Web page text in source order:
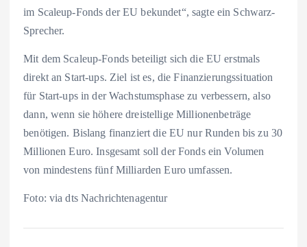
im Scaleup-Fonds der EU bekundet“, sagte ein Schwarz-
Sprecher.
Mit dem Scaleup-Fonds beteiligt sich die EU erstmals
direkt an Start-ups. Ziel ist es, die Finanzierungssituation
für Start-ups in der Wachstumsphase zu verbessern, also
dann, wenn sie höhere dreistellige Millionenbeträge
benötigen. Bislang finanziert die EU nur Runden bis zu 30
Millionen Euro. Insgesamt soll der Fonds ein Volumen
von mindestens fünf Milliarden Euro umfassen.
Foto: via dts Nachrichtenagentur